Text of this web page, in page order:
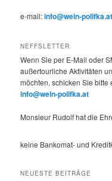
e-mail:info@wein-polifka.at
NEFFSLETTER
Wenn Sie per E-Mail oder
außertourliche Aktivitäten
möchten, schicken Sie
info@wein-polifka.at
Monsieur Rudolf hat die
keine Bankomat- und
NEUESTE BEITRÄGE